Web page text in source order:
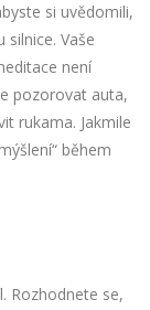
si uvědomili,
silnice. Vaše
není
pozorovat auta,
rukama. Jakmile
během
Rozhodnete se,